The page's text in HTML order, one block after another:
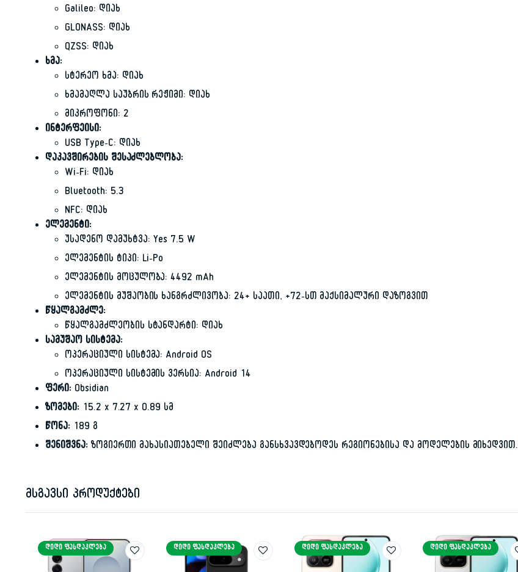
Galileo: დიახ
GLONASS: დიახ
QZSS: დიახ
ხმა:
სტერეო ხმა: დიახ
ხმამაღლა საუბრის რეჟიმი: დიახ
მიკროფონი: 2
ინტერფეისი:
USB Type-C: დიახ
დაკავშირების შესაძლებლობა:
Wi-Fi: დიახ
Bluetooth: 5.3
NFC: დიახ
ელემენტი:
უსადენო დამუხტვა: Yes 7.5 W
ელემენტის ტიპი: Li-Po
ელემენტის მოცულობა: 4492 mAh
ელემენტის მუშაობის ხანგრძლივობა: 24+ საათი, +72-სთ მაქსიმალური დაზოგვით
წყალგამძლე:
წყალგამძლეობის სტანდარტი: დიახ
სამუშაო სისტემა:
ოპერაციული სისტემა: Android OS
ოპერაციული სისტემის ვერსია: Android 14
ფერი:Obsidian
ზომები:15.2 x 7.27 x 0.89 სმ
წონა:189 გ
შენიშვნა:ზოგიერთი მახასიათებელი შეიძლება განსხვავდებოდეს რეგიონებისა და მოდელების მიხედვით.
მსგავსი პროდუქტები
ᲓᲘᲓᲘ ᲤᲐᲡᲓᲐᲙᲚᲔᲑᲐ ᲓᲘᲓᲘ ᲤᲐᲡᲓᲐᲙᲚᲔᲑᲐ ᲓᲘᲓᲘ ᲤᲐᲡᲓᲐᲙᲚᲔᲑᲐ ᲓᲘᲓᲘ ᲤᲐᲡᲓᲐᲙᲚᲔᲑᲐ